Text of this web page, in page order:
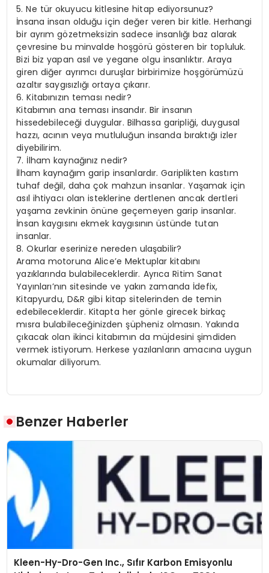
5. Ne tür okuyucu kitlesine hitap ediyorsunuz?
İnsana insan olduğu için değer veren bir kitle. Herhangi
bir ayrım gözetmeksizin sadece insanlığı baz alarak
çevresine bu minvalde hoşgörü gösteren bir topluluk.
Bizi biz yapan asıl ve yegane olgu insanlıktır. Araya
giren diğer ayrımcı duruşlar birbirimize hoşgörümüzü
azaltır saygısızlığı ortaya çıkarır.
6. Kitabınızın teması nedir?
Kitabımın ana teması insandır. Bir insanın
hissedebileceği duygular. Bilhassa garipliği, duygusal
hazzı, acının veya mutluluğun insanda bıraktığı izler
diyebilirim.
7. İlham kaynağınız nedir?
İlham kaynağım garip insanlardır. Gariplikten kastım
tuhaf değil, daha çok mahzun insanlar. Yaşamak için
asıl ihtiyacı olan isteklerine dertlenen ancak dertleri
yaşama zevkinin önüne geçemeyen garip insanlar.
İnsan kaygısını ekmek kaygısının üstünde tutan
insanlar.
8. Okurlar eserinize nereden ulaşabilir?
Arama motoruna Alice’e Mektuplar kitabını
yazıklarında bulabileceklerdir. Ayrıca Ritim Sanat
Yayınları’nın sitesinde ve yakın zamanda İdefix,
Kitapyurdu, D&R gibi kitap sitelerinden de temin
edebileceklerdir. Kitapta her gönle girecek birkaç
mısra bulabileceğinizden şüpheniz olmasın. Yakında
çıkacak olan ikinci kitabımın da müjdesini şimdiden
vermek istiyorum. Herkese yazılanların amacına uygun
okumalar diliyorum.
Benzer Haberler
Kleen-Hy-Dro-Gen Inc., Sıfır Karbon Emisyonlu